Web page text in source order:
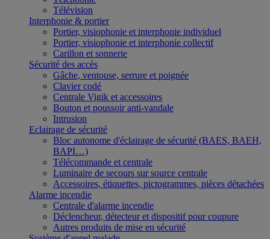
Télévision
Interphonie & portier
Portier, visiophonie et interphonie individuel
Portier, visiophonie et interphonie collectif
Carillon et sonnerie
Sécurité des accès
Gâche, ventouse, serrure et poignée
Clavier codé
Centrale Vigik et accessoires
Bouton et poussoir anti-vandale
Intrusion
Eclairage de sécurité
Bloc autonome d'éclairage de sécurité (BAES, BAEH,
BAPI…)
Télécommande et centrale
Luminaire de secours sur source centrale
Accessoires, étiquettes, pictogrammes, pièces détachées
Alarme incendie
Centrale d'alarme incendie
Déclencheur, détecteur et dispositif pour coupure
Autres produits de mise en sécurité